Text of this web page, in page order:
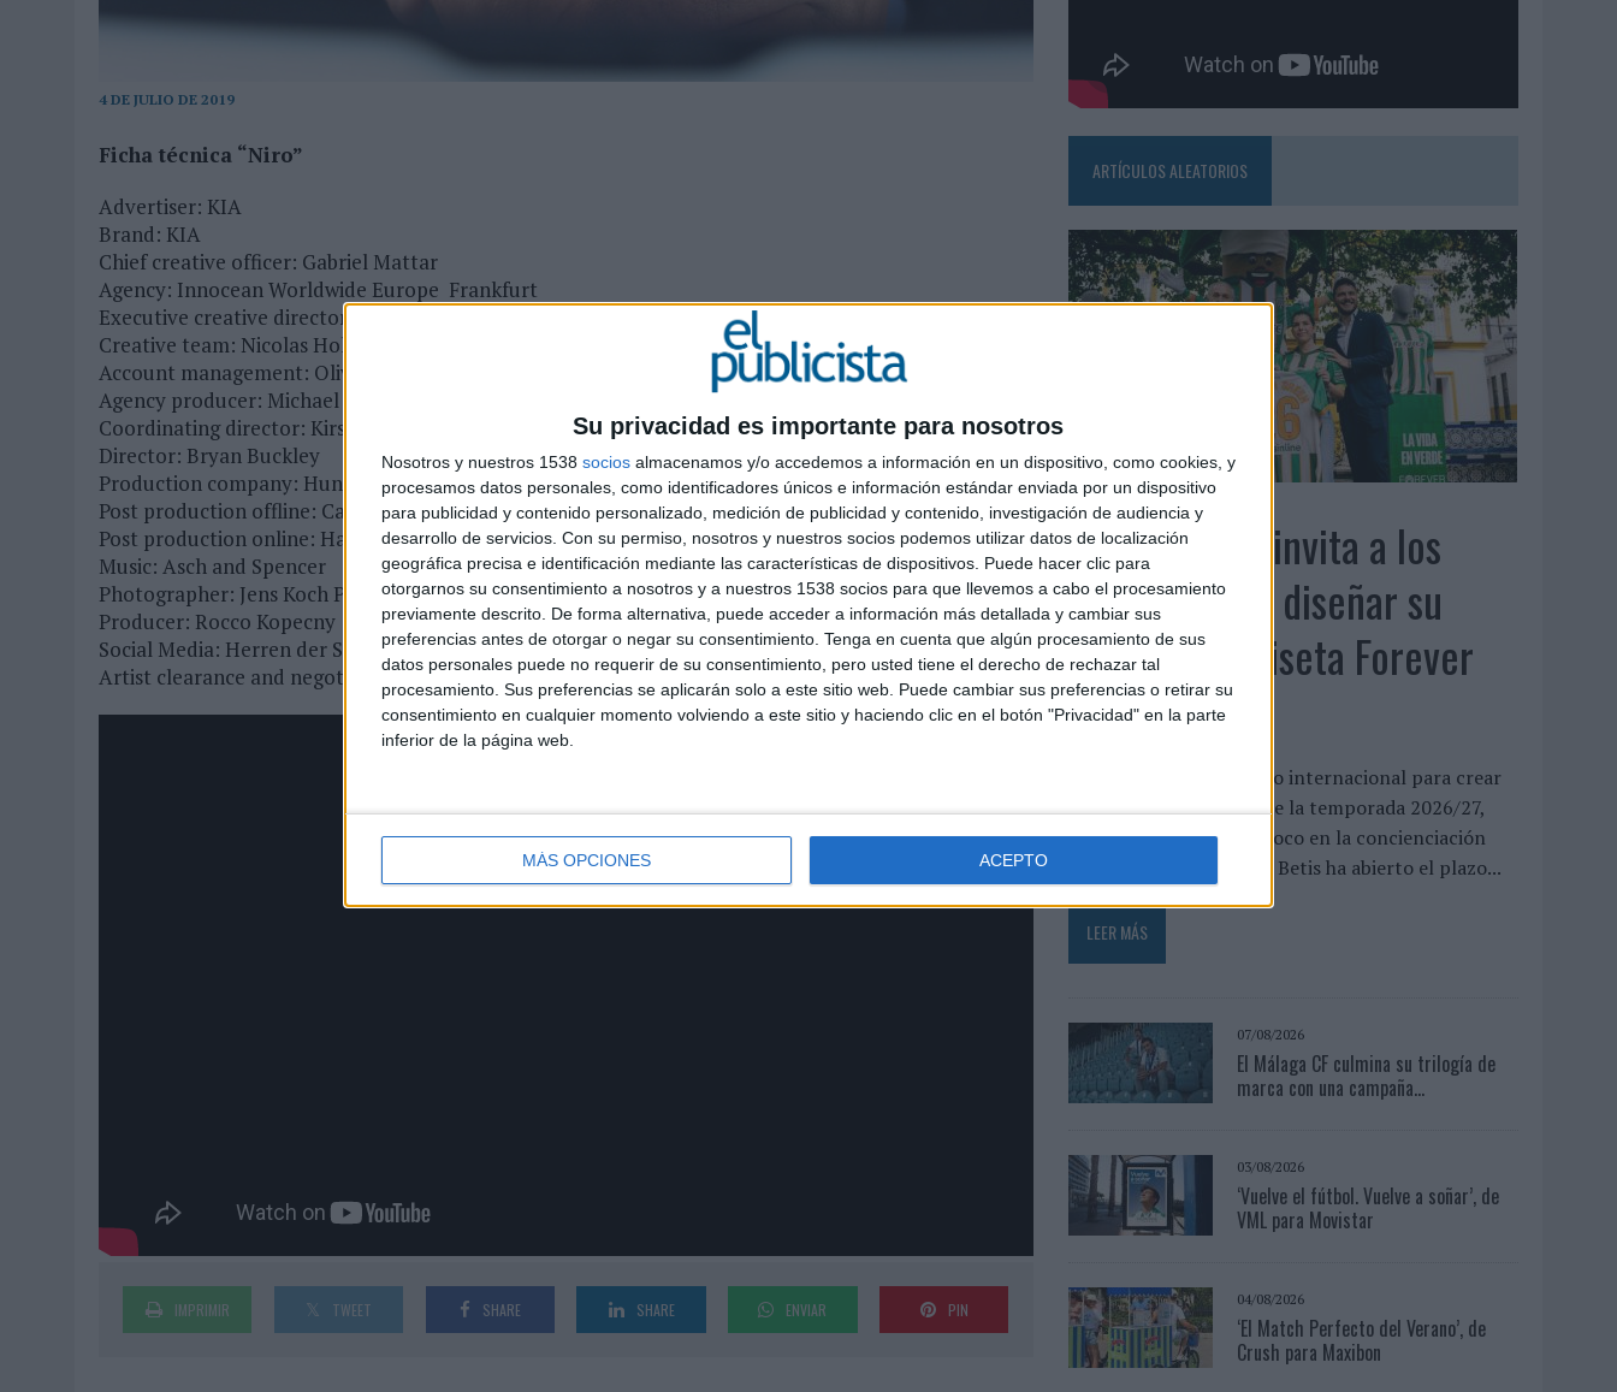
Su privacidad es importante para nosotros
Nosotros y nuestros 1538 socios almacenamos y/o accedemos a información en un dispositivo, como cookies, y
procesamos datos personales, como identificadores únicos e información estándar enviada por un dispositivo
para publicidad y contenido personalizado, medición de publicidad y contenido, investigación de audiencia y
desarrollo de servicios. Con su permiso, nosotros y nuestros socios podemos utilizar datos de localización
geográfica precisa e identificación mediante las características de dispositivos. Puede hacer clic para
otorgarnos su consentimiento a nosotros y a nuestros 1538 socios para que llevemos a cabo el procesamiento
previamente descrito. De forma alternativa, puede acceder a información más detallada y cambiar sus
preferencias antes de otorgar o negar su consentimiento. Tenga en cuenta que algún procesamiento de sus
datos personales puede no requerir de su consentimiento, pero usted tiene el derecho de rechazar tal
procesamiento. Sus preferencias se aplicarán solo a este sitio web. Puede cambiar sus preferencias o retirar su
consentimiento en cualquier momento volviendo a este sitio y haciendo clic en el botón "Privacidad" en la parte
inferior de la página web.
MÁS OPCIONES ACEPTO
MONEDA”
‘ALEXIA PUTELLAS X GALAXY Z FOLD8 – SIN LÍMITES’, DE CHEIL SPAIN PARA SAMSUNG ELECTRONICS IBERIA
4 DE JULIO DE 2019
Ficha técnica “Niro”
Advertiser: KIA
Brand: KIA
Chief creative officer: Gabriel Mattar
Agency: Innocean Worldwide Europe Frankfurt
Executive creative director: Ricardo Wolff
Creative team: Nicolas Holz, Ahmet Kilic, Pedro Lourenço, José Gomes
Account management: Oliver Novak, Elif Azakli Alaz
Agency producer: Michael Endres
Coordinating director: Kirstyn Lee
Director: Bryan Buckley
Production company: Hungry Man
Post production offline: Cartel
Post production online: Harvest
Music: Asch and Spencer
Photographer: Jens Koch Photo
Producer: Rocco Kopecny
Social Media: Herren der Schöpfung
Artist clearance and negotiation: Mark Fosbueary
IMPRIMIR TWEET SHARE SHARE ENVIAR PIN
ARTÍCULOS ALEATORIOS
03/08/2026
El Real Betis invita a los
aficionados a diseñar su
próxima camiseta Forever
Green
El club abre un concurso internacional para crear
la equipación especial de la temporada 2026/27,
que volverá a poner el foco en la concienciación
medioambiental El Real Betis ha abierto el plazo...
LEER MÁS
07/08/2026
El Málaga CF culmina su trilogía de
marca con una campaña...
03/08/2026
‘Vuelve el fútbol. Vuelve a soñar’, de
VML para Movistar
04/08/2026
‘El Match Perfecto del Verano’, de
Crush para Maxibon